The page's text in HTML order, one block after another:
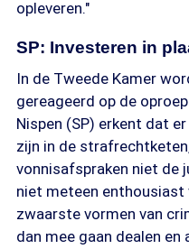
opleveren."
SP: Investeren in
In de Tweede Kamer
gereageerd op de
Nispen (SP) erkent dat
zijn in de
vonnisafspraken niet de
niet meteen enthousiast
zwaarste vormen van
dan mee gaan dealen